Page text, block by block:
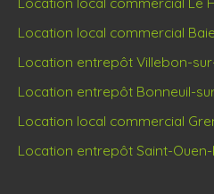
Location local commercial
Location entrepôt Villebon-
Location entrepôt Bonneuil-
Location local commercial
Location entrepôt Saint-